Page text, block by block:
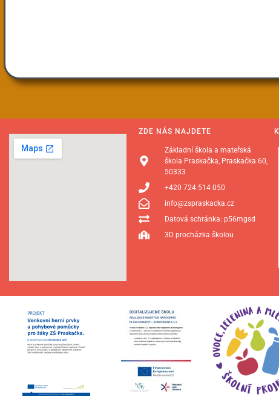
ZDE NÁS NAJDETE
Základní škola a mateřská
škola Praskačka, Praskačka 60,
50333
+420 724 514 050
info@zspraskacka.cz
Datová schránka: p56mgsd
3D procházka školou